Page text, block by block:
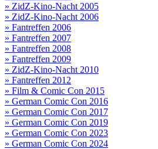
» ZidZ-Kino-Nacht 2005
» ZidZ-Kino-Nacht 2006
» Fantreffen 2006
» Fantreffen 2007
» Fantreffen 2008
» Fantreffen 2009
» ZidZ-Kino-Nacht 2010
» Fantreffen 2012
» Film & Comic Con 2015
» German Comic Con 2016
» German Comic Con 2017
» German Comic Con 2019
» German Comic Con 2023
» German Comic Con 2024